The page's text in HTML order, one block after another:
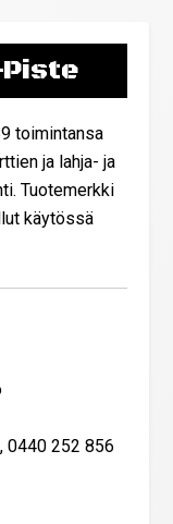
toimintansa
ja lahja- ja
Tuotemerkki
käytössä
0440 252 856